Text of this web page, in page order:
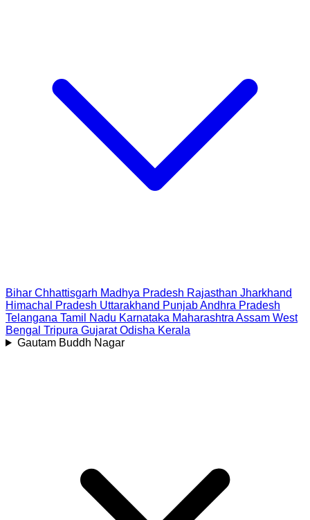
Bihar Chhattisgarh Madhya Pradesh Rajasthan Jharkhand
Himachal Pradesh Uttarakhand PunjabAndhra Pradesh
Telangana Tamil Nadu Karnataka Maharashtra Assam West
Bengal Tripura Gujarat Odisha Kerala
Gautam Buddh Nagar